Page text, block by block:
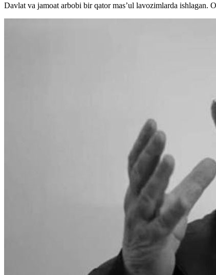
Davlat va jamoat arbobi bir qator mas’ul lavozimlarda ishlagan.